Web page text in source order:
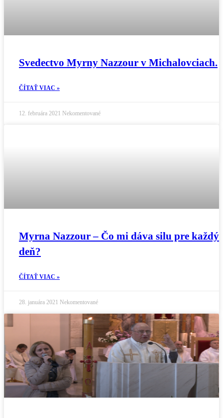
Svedectvo Myrny Nazzour v Michalovciach.
ČÍTAŤ VIAC »
12. februára 2021 Nekomentované
Myrna Nazzour – Čo mi dáva silu pre každý
deň?
ČÍTAŤ VIAC »
28. januára 2021 Nekomentované